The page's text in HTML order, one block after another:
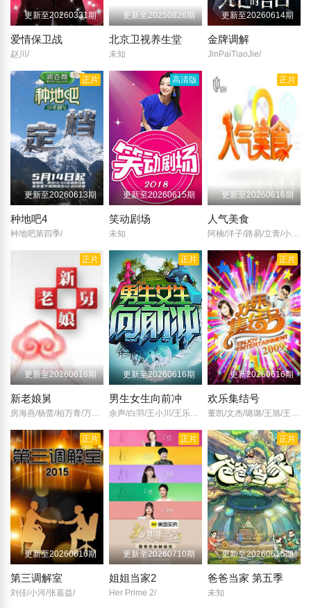
更新至20260331期
爱情保卫战
赵川/
更新至20250826期
北京卫视养生堂
未知
更新至20260614期
金牌调解
JinPaiTiaoJie/
正片
更新至20260613期
种地吧4
种地吧第四季/
高清版
更新至20260615期
笑动剧场
未知
正片
更新至20260616期
人气美食
阿楠/洋子/路易/立青/小美/
正片
更新至20260616期
新老娘舅
房海燕/杨蕾/柏万青/万峰/黄飞珏/裴蓁/冯红梅/张兆国/黄红梅/蔚兰/
正片
更新至20260616期
男生女生向前冲
余声/白羽/王小川/王乐乐/宋秋熠/张亚群/
正片
更新20260616期
欢乐集结号
董凯/文杰/璐璐/王旭/王群/
正片
更新至20260616期
第三调解室
刘佳/小河/张嘉益/
正片
更新至20260710期
姐姐当家2
Her Prime 2/
正片
更新至20260615期
爸爸当家 第五季
未知